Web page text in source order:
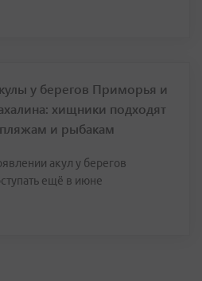
у берегов Приморья и
хищники подходят
и рыбакам
акул у берегов
ещё в июне